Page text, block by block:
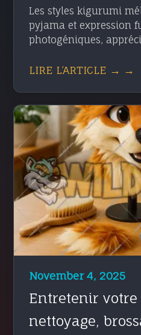
Les styles kigurumi
pyjama et expression
photogéniques,
LIRE L’ARTICLE → →
November 4, 2025
Entretenir
nettoyage,